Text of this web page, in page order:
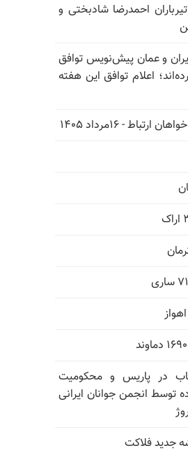
۱۳۶۰ ـ تیرباران احمدرضا شادبختی و
و عمان پیش‌نویس توافق
اعلام توافق این هفته
- ۱۶مرداد ۱۴۰۵
در پاریس و محکومیت
توسط انجمن جوانان ایرانی
جدید فلاکت